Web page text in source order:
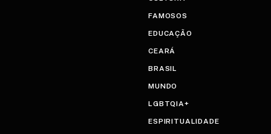
FAMOSOS
EDUCAÇÃO
CEARÁ
BRASIL
MUNDO
LGBTQIA+
ESPIRITUALIDADE